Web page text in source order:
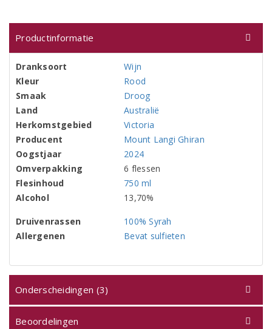
Productinformatie
Dranksoort
Wijn
Kleur
Rood
Smaak
Droog
Land
Australië
Herkomstgebied
Victoria
Producent
Mount Langi Ghiran
Oogstjaar
2024
Omverpakking
6 flessen
Flesinhoud
750 ml
Alcohol
13,70%
Druivenrassen
100% Syrah
Allergenen
Bevat sulfieten
Onderscheidingen (3)
Beoordelingen